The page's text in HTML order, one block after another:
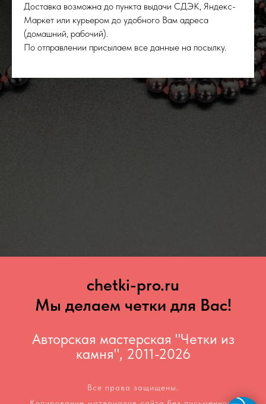
Доставка возможна до пункта выдачи СДЭК, Яндекс-
Маркет или курьером до удобного Вам адреса
(домашний, рабочий).
По отправлении присылаем все данные на посылку.
chetki-pro.ru
Мы делаем четки для Вас!
Авторская мастерская "Четки из
камня", 2011-2026
Все права защищены.